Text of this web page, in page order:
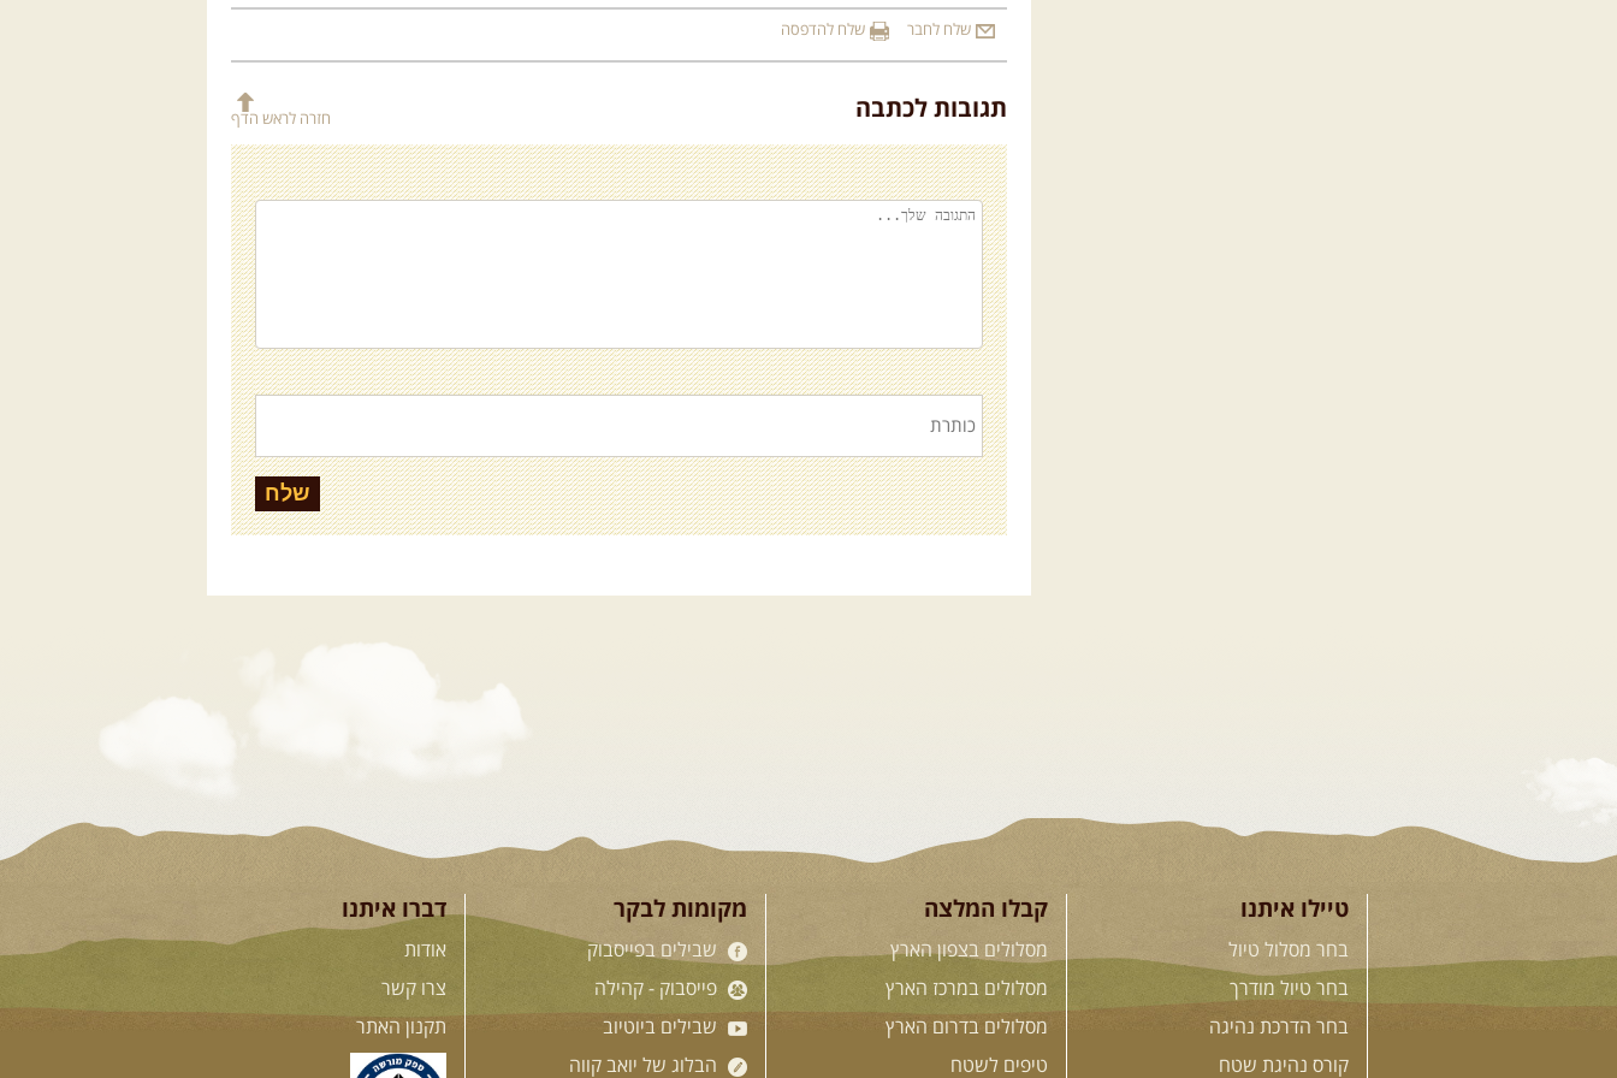
00:00
השתמש במקש למעלה/למטה כדי להגביר או להנמיך עוצמת שמע.
שלח לחבר שלח להדפסה
תגובות לכתבה חזרה לראש הדף
טיילו איתנו
בחר מסלול טיול
בחר טיול מודרך
בחר הדרכת נהיגה
קורס נהיגת שטח
קבלו המלצה
מסלולים בצפון הארץ
מסלולים במרכז הארץ
מסלולים בדרום הארץ
טיפים לשטח
מקומות לבקר
שבילים בפייסבוק
פייסבוק - קהילה
שבילים ביוטיוב
הבלוג של יואב קווה
דברו איתנו
אודות
צרו קשר
תקנון האתר